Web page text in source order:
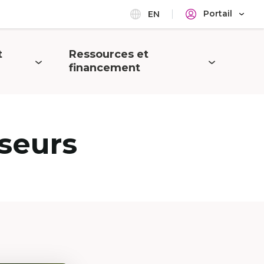
EN Portail
Ouvrir
Ressources et
financement